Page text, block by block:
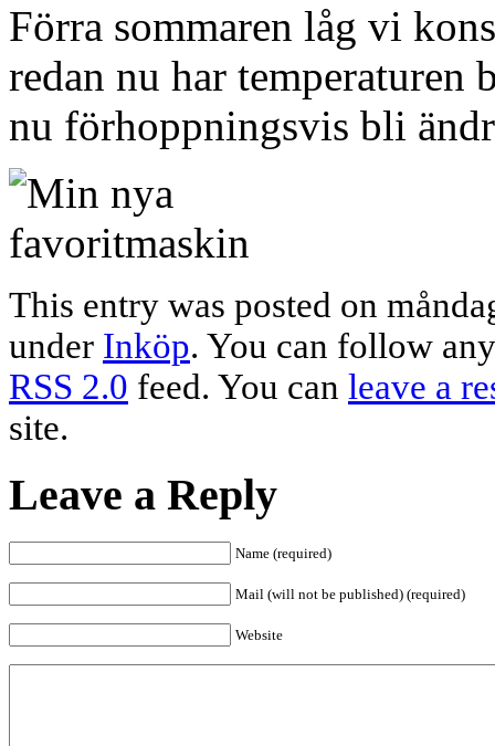
Förra sommaren låg vi
redan nu har temperaturen
nu förhoppningsvis bli
This entry was posted on
under Inköp. You can follow
RSS 2.0 feed. You can leave a
site.
Leave a Reply
Name (required)
Mail (will not be published) (required)
Website